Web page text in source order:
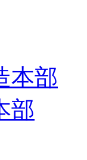
本部
部